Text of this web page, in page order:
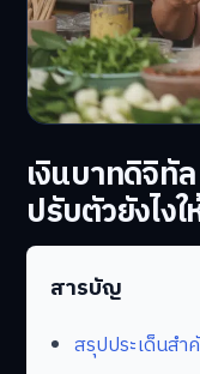
เงินบาทดิจิทั
ปรับตัวยังไง
สารบัญ
สรุปประเด็นส